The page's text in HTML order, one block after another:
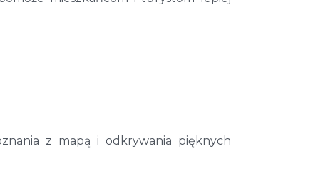
z mapą i odkrywania pięknych